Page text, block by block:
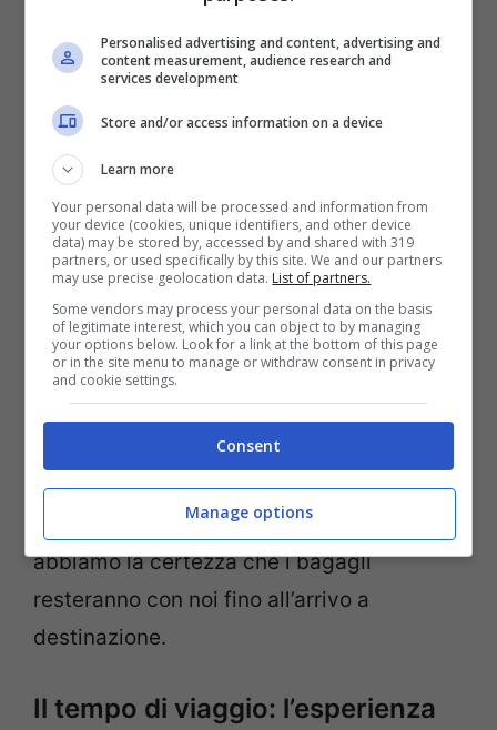
possono liberamente giocare e anche
distrarsi guardando il paesaggio
circostante. Considerando che in
automobile i bambini sono obbligati a
stare fermi per diverso tempo, il treno offre
più attività e libertà di distrarsi.
I bagagli: il viaggio in treno è una
garanzia
Se l’aereo è comodo per quei viaggi lunghi
che ci consentono di recarsi in un luogo
prestabilito in un tempo breve, è anche
vero che il treno offre la garanzia di non
aver problemi con i bagagli. Con il treno
abbiamo la certezza che i bagagli
resteranno con noi fino all’arrivo a
destinazione.
Il tempo di viaggio: l’esperienza
Personalised advertising and content, advertising and
content measurement, audience research and
services development
Store and/or access information on a device
Learn more
Your personal data will be processed and information from
your device (cookies, unique identifiers, and other device
data) may be stored by, accessed by and shared with 319
partners, or used specifically by this site. We and our partners
may use precise geolocation data. List of partners.
Some vendors may process your personal data on the basis
of legitimate interest, which you can object to by managing
your options below. Look for a link at the bottom of this page
or in the site menu to manage or withdraw consent in privacy
and cookie settings.
Consent
Manage options